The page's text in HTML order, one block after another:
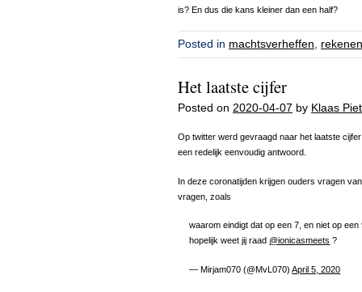
is? En dus die kans kleiner dan een half?
Posted in machtsverheffen, rekenen
Het laatste cijfer
Posted on 2020-04-07 by Klaas
Op twitter werd gevraagd naar het laatste
een redelijk eenvoudig antwoord.
In deze coronatijden krijgen ouders vragen
vragen, zoals
waarom eindigt dat op een 7, en niet op
hopelijk weet jij raad@ionicasmeets ?
— Mirjam070 (@MvL070)April 5, 2020